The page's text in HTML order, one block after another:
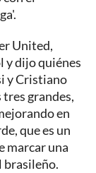
United,
y dijo quiénes
y Cristiano
tres grandes,
en
que es un
marcar una
brasileño.